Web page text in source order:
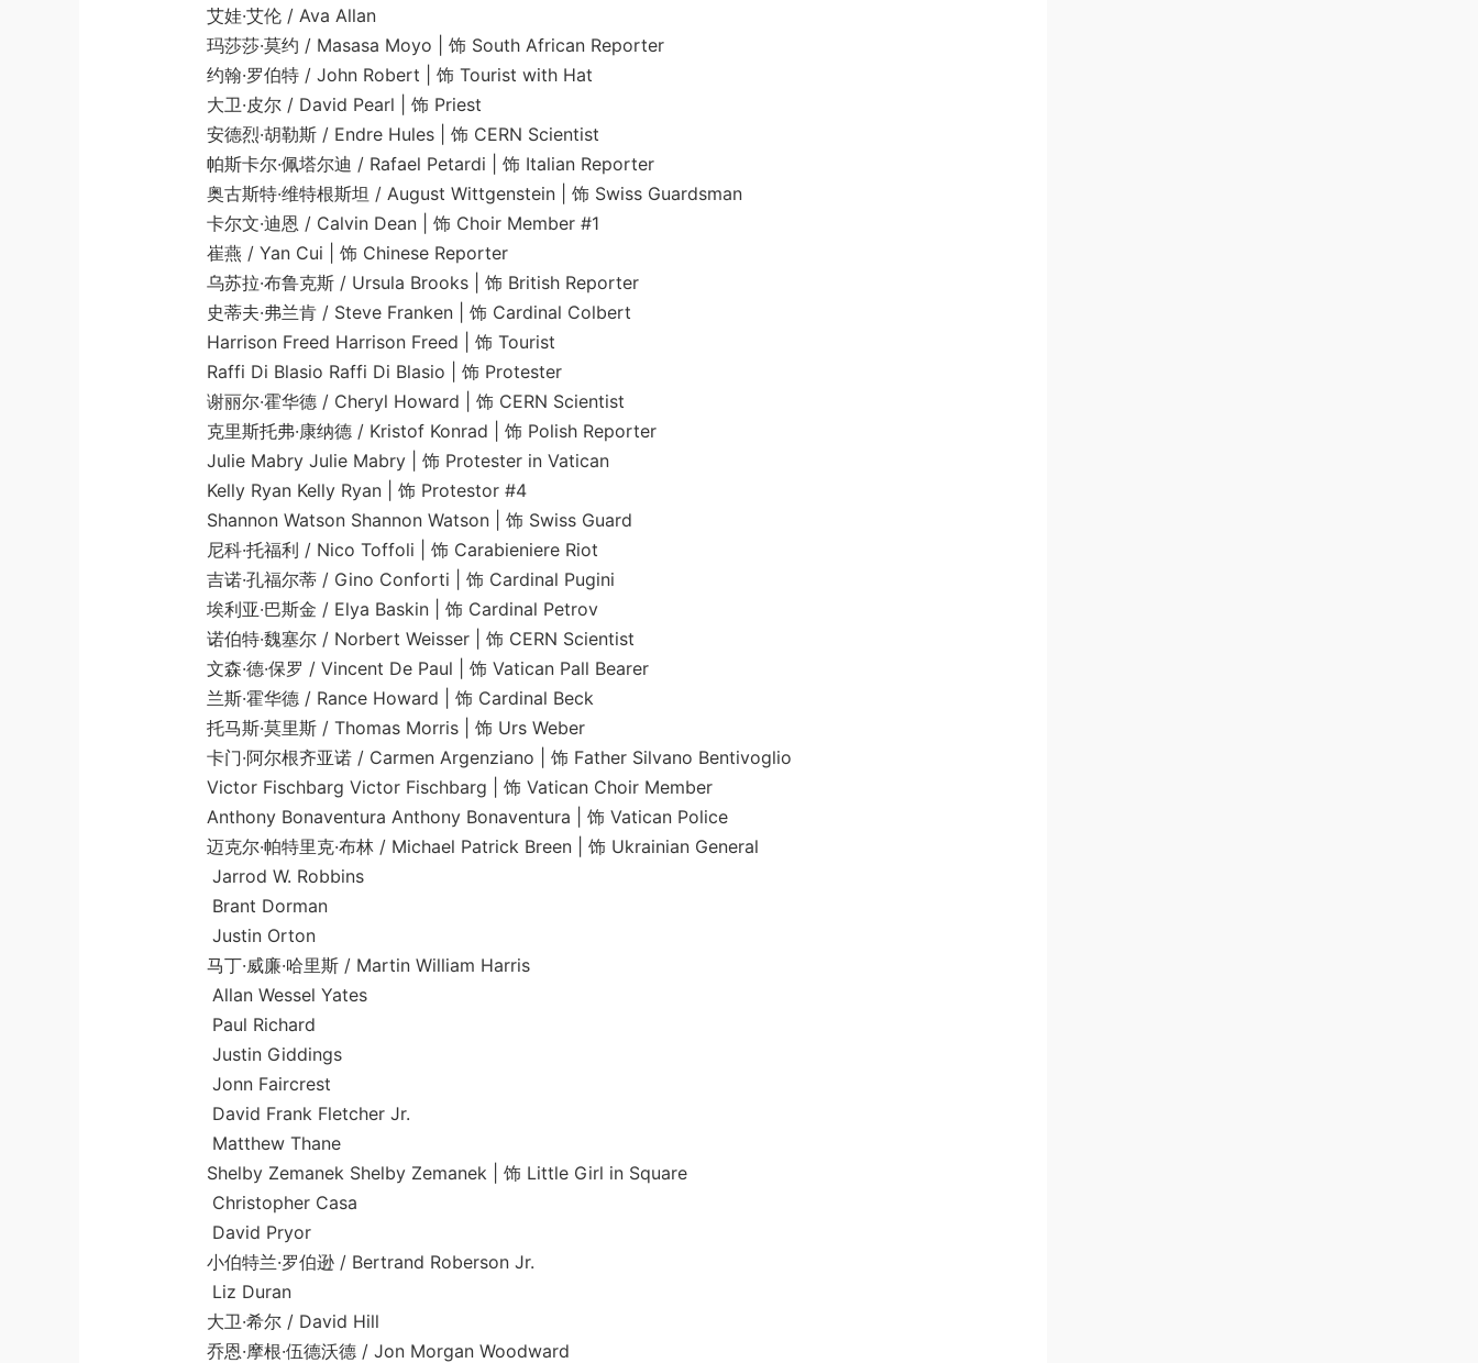
艾娃·艾伦 / Ava Allan
玛莎莎·莫约 / Masasa Moyo | 饰 South African Reporter
约翰·罗伯特 / John Robert | 饰 Tourist with Hat
大卫·皮尔 / David Pearl | 饰 Priest
安德烈·胡勒斯 / Endre Hules | 饰 CERN Scientist
帕斯卡尔·佩塔尔迪 / Rafael Petardi | 饰 Italian Reporter
奥古斯特·维特根斯坦 / August Wittgenstein | 饰 Swiss Guardsman
卡尔文·迪恩 / Calvin Dean | 饰 Choir Member #1
崔燕 / Yan Cui | 饰 Chinese Reporter
乌苏拉·布鲁克斯 / Ursula Brooks | 饰 British Reporter
史蒂夫·弗兰肯 / Steve Franken | 饰 Cardinal Colbert
Harrison Freed Harrison Freed | 饰 Tourist
Raffi Di Blasio Raffi Di Blasio | 饰 Protester
谢丽尔·霍华德 / Cheryl Howard | 饰 CERN Scientist
克里斯托弗·康纳德 / Kristof Konrad | 饰 Polish Reporter
Julie Mabry Julie Mabry | 饰 Protester in Vatican
Kelly Ryan Kelly Ryan | 饰 Protestor #4
Shannon Watson Shannon Watson | 饰 Swiss Guard
尼科·托福利 / Nico Toffoli | 饰 Carabieniere Riot
吉诺·孔福尔蒂 / Gino Conforti | 饰 Cardinal Pugini
埃利亚·巴斯金 / Elya Baskin | 饰 Cardinal Petrov
诺伯特·魏塞尔 / Norbert Weisser | 饰 CERN Scientist
文森·德·保罗 / Vincent De Paul | 饰 Vatican Pall Bearer
兰斯·霍华德 / Rance Howard | 饰 Cardinal Beck
托马斯·莫里斯 / Thomas Morris | 饰 Urs Weber
卡门·阿尔根齐亚诺 / Carmen Argenziano | 饰 Father Silvano Bentivoglio
Victor Fischbarg Victor Fischbarg | 饰 Vatican Choir Member
Anthony Bonaventura Anthony Bonaventura | 饰 Vatican Police
迈克尔·帕特里克·布林 / Michael Patrick Breen | 饰 Ukrainian General
Jarrod W. Robbins
Brant Dorman
Justin Orton
马丁·威廉·哈里斯 / Martin William Harris
Allan Wessel Yates
Paul Richard
Justin Giddings
Jonn Faircrest
David Frank Fletcher Jr.
Matthew Thane
Shelby Zemanek Shelby Zemanek | 饰 Little Girl in Square
Christopher Casa
David Pryor
小伯特兰·罗伯逊 / Bertrand Roberson Jr.
Liz Duran
大卫·希尔 / David Hill
乔恩·摩根·伍德沃德 / Jon Morgan Woodward